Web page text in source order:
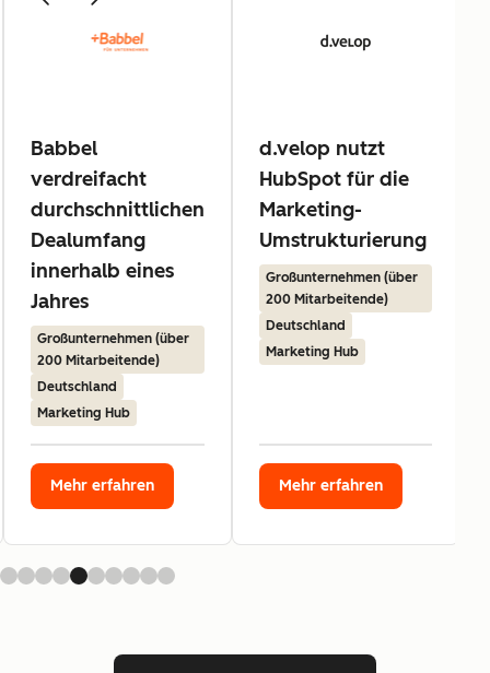
Babbel
verdreifacht
durchschnittlichen
Dealumfang
innerhalb eines
Jahres
Großunternehmen (über
200 Mitarbeitende)
Deutschland
Marketing Hub
Mehr erfahren
d.velop nutzt
HubSpot für die
Marketing-
Umstrukturierung
Großunternehmen (über
200 Mitarbeitende)
Deutschland
Marketing Hub
Mehr erfahren